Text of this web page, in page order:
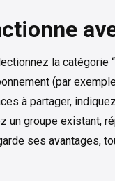
la catégorie
(par
à partager,
un groupe existant,
ses avantages,